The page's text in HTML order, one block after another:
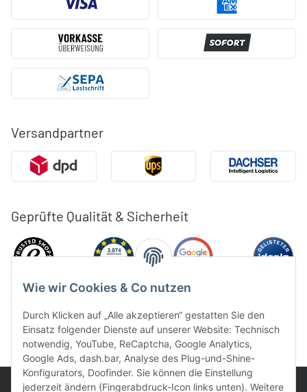
Wie wir Cookies & Co nutzen
Durch Klicken auf „Alle akzeptieren“ gestatten Sie den
Einsatz folgender Dienste auf unserer Website: Technisch
notwendig, YouTube, ReCaptcha, Google Analytics,
Google Ads, dash.bar, Analyse des Plug-und-Shine-
Konfigurators, Doofinder. Sie können die Einstellung
jederzeit ändern (Fingerabdruck-Icon links unten). Weitere
Versandpartner
Geprüfte Qualität & Sicherheit